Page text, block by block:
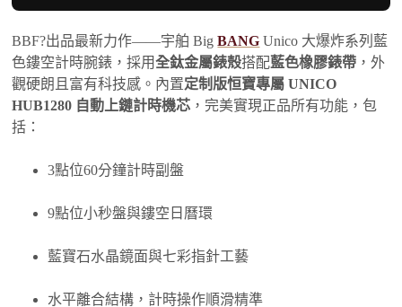
BBF?出品最新力作——宇舶 BigBANG Unico 大爆炸系列藍
色鏤空計時腕錶，採用全鈦金屬錶殼搭配藍色橡膠錶帶 ，外
觀硬朗且富有科技感。內置定制版恒寶專屬 UNICO
HUB1280 自動上鏈計時機芯 ，完美實現正品所有功能，包
括：
3點位60分鐘計時副盤
9點位小秒盤與鏤空日曆環
藍寶石水晶鏡面與七彩指針工藝
水平離合結構，計時操作順滑精準